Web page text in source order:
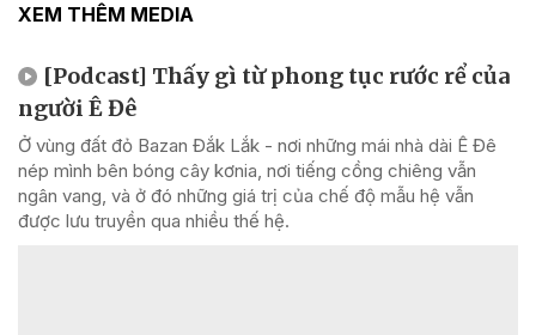
XEM THÊM MEDIA
[Podcast] Thấy gì từ phong tục rước rể của
người Ê Đê
Ở vùng đất đỏ Bazan Đắk Lắk - nơi những mái nhà dài Ê Đê
nép mình bên bóng cây kơnia, nơi tiếng cồng chiêng vẫn
ngân vang, và ở đó những giá trị của chế độ mẫu hệ vẫn
được lưu truyền qua nhiều thế hệ.